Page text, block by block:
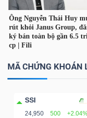
MÃ CHỨNG KHOÁN
SSI
24,950 500
VĨ
NGÀNH